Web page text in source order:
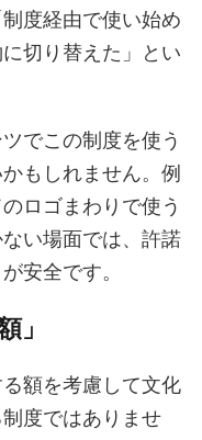
度経由で使い始め
切り替えた」とい
でこの制度を使う
もしれません。例
ロゴまわりで使う
い場面では、許諾
安全です。
」
額を考慮して文化
度ではありませ